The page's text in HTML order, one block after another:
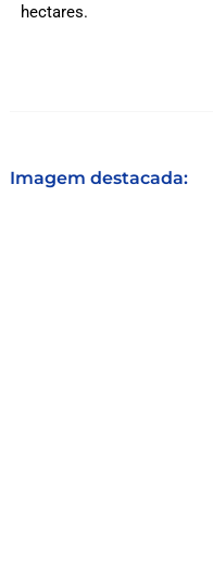
hectares.
Imagem destacada: